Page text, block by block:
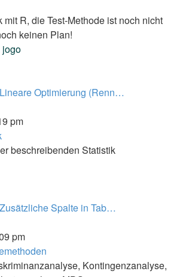
R, die Test-Methode ist noch nicht
keinen Plan!
jogo
Optimierung (Renn…
pm
beschreibenden Statistik
Spalte in Tab…
pm
Kontingenzanalyse,